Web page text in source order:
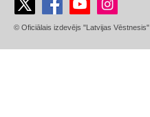
© Oficiālais izdevējs "Latvijas Vēstnesis"